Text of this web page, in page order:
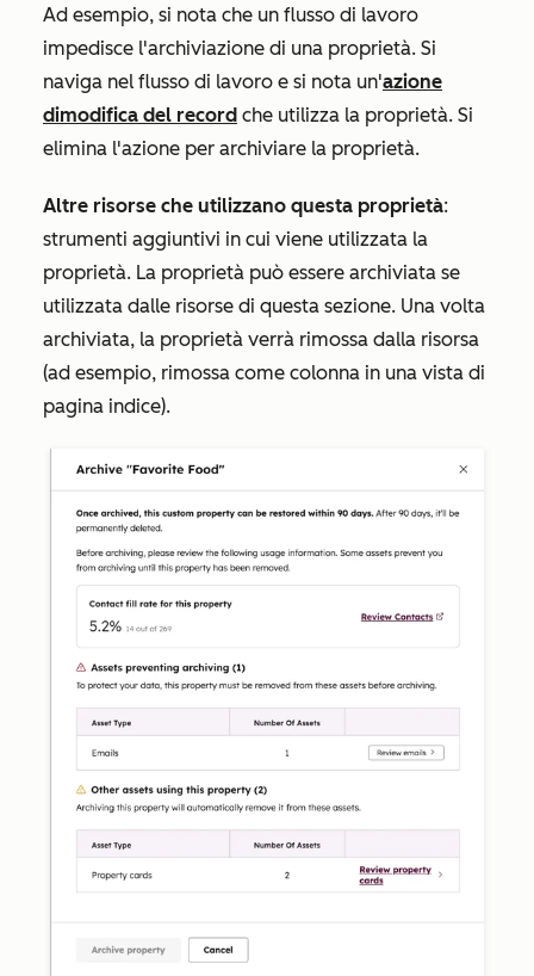
Ad esempio, si nota che un flusso di lavoro
impedisce l'archiviazione di una proprietà. Si
naviga nel flusso di lavoro e si nota un'azione
dimodifica del record che utilizza la proprietà. Si
elimina l'azione per archiviare la proprietà.
Altre risorse che utilizzano questa proprietà:
strumenti aggiuntivi in cui viene utilizzata la
proprietà. La proprietà può essere archiviata se
utilizzata dalle risorse di questa sezione. Una volta
archiviata, la proprietà verrà rimossa dalla risorsa
(ad esempio, rimossa come colonna in una vista di
pagina indice).